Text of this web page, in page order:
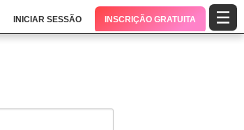
INICIAR SESSÃO INSCRIÇÃO GRATUITA